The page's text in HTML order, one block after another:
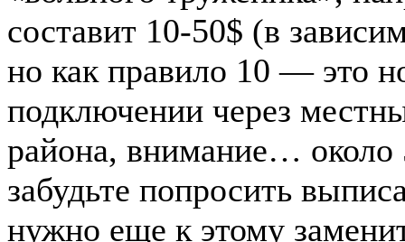
составит 10-50$ (в
но как правило 10 — это
подключении через
района, внимание…
забудьте попросить
нужно еще к этому